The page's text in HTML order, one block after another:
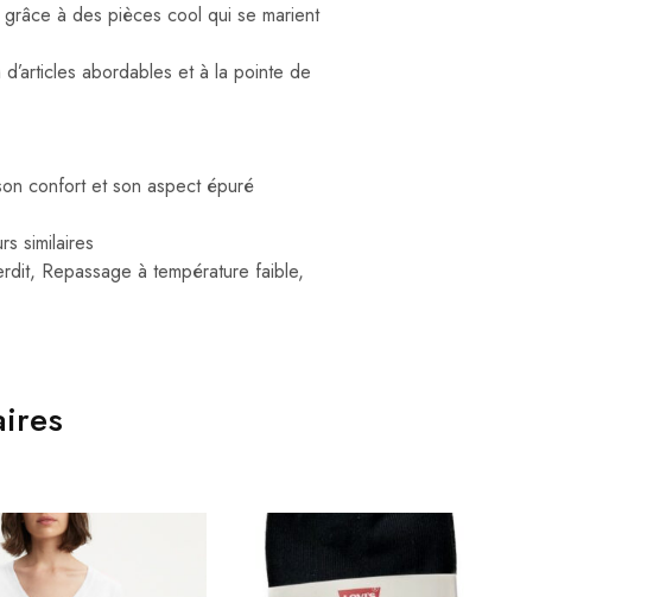
à des pièces cool qui se marient
abordables et à la pointe de
confort et son aspect épuré
similaires
Repassage à température faible,